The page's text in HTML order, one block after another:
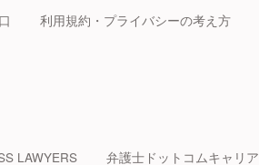
利用規約・プライバシーの考え方
LAWYERS 弁護士ドットコムキャリア